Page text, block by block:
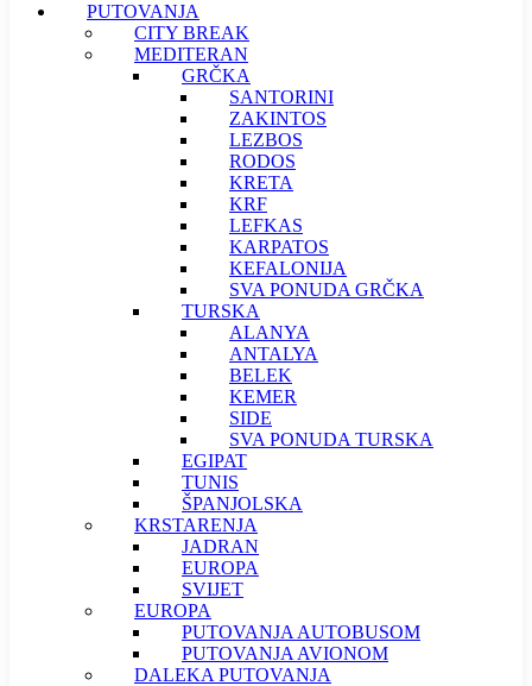
PUTOVANJA
CITY BREAK
MEDITERAN
GRČKA
SANTORINI
ZAKINTOS
LEZBOS
RODOS
KRETA
KRF
LEFKAS
KARPATOS
KEFALONIJA
SVA PONUDA GRČKA
TURSKA
ALANYA
ANTALYA
BELEK
KEMER
SIDE
SVA PONUDA TURSKA
EGIPAT
TUNIS
ŠPANJOLSKA
KRSTARENJA
JADRAN
EUROPA
SVIJET
EUROPA
PUTOVANJA AUTOBUSOM
PUTOVANJA AVIONOM
DALEKA PUTOVANJA